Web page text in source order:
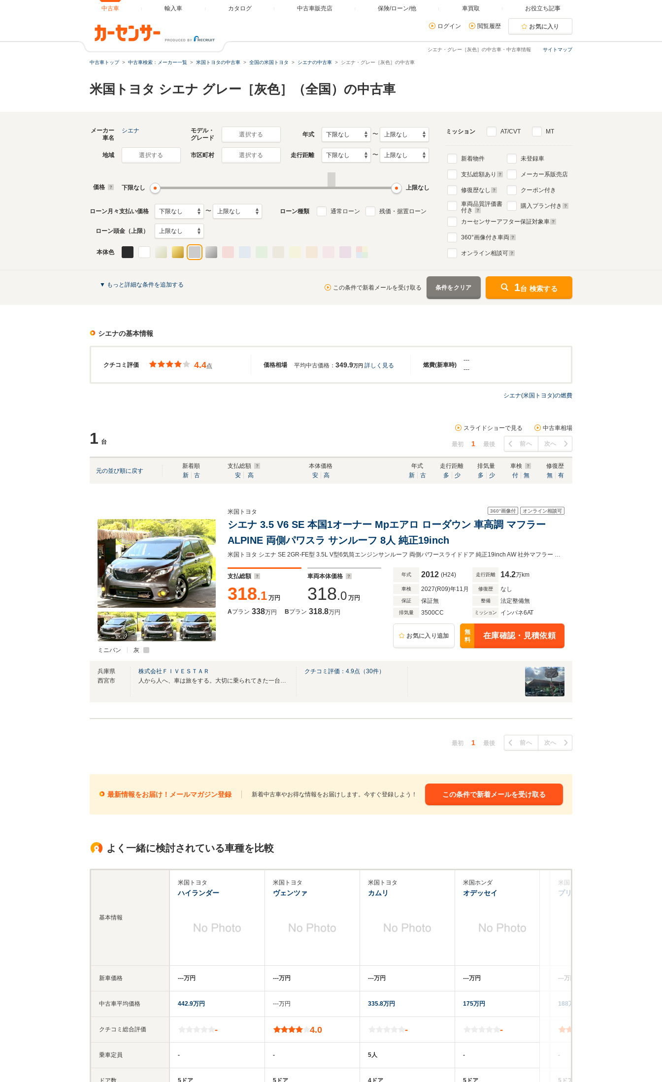
中古車 輸入車 カタログ 中古車販売店 保険/ローン/他 車買取 お役立ち記事
ログイン 閲覧履歴 お気に入り
サイトマップ
シエナ・グレー［灰色］の中古車・中古車情報
中古車トップ 中古車検索：メーカー一覧 米国トヨタの中古車 全国の米国トヨタ シエナの中古車 シエナ・グレー［灰色］の中古車
米国トヨタ シエナ グレー［灰色］（全国）の中古車
メーカー
車名
シエナ
モデル・
グレード
選択する 年式 〜
地域 選択する 市区町村 選択する 走行距離 〜
価格 下限なし 上限なし
ローン月々支払い価格 〜 ローン種類 通常ローン 残価・据置ローン
ローン頭金（上限）
本体色
ミッション AT/CVT MT
新着物件
支払総額あり
修復歴なし
車両品質評価書
付き
未登録車
メーカー系販売店
クーポン付き
購入プラン付き
カーセンサーアフター保証対象車
360°画像付き車両
オンライン相談可
▼ もっと詳細な条件を追加する この条件で新着メールを受け取る 条件をクリア 1台 検索する
シエナの基本情報
クチコミ評価 価格相場 燃費(新車時)
4.4点 平均中古価格： 349.9万円 詳しく見る
---
---
シエナ(米国トヨタ)の燃費
1 台
スライドショーで見る 中古車相場
最初 1 最後 前へ 次へ
元の並び順に戻す
新着順
新
古
支払総額
安
高
本体価格
安
高
年式
新
古
走行距離
多
少
排気量
多
少
車検
付
無
修復歴
無
有
ミニバン 灰
360°画像付 オンライン相談可
米国トヨタ
シエナ 3.5 V6 SE 本国1オーナー Mpエアロ ローダウン 車高調 マフラー
ALPINE 両側パワスラ サンルーフ 8人 純正19inch
米国トヨタ シエナ SE 2GR-FE型 3.5L V型6気筒エンジンサンルーフ 両側パワースライドドア 純正19inch AW 社外マフラー 車高調 MP SPEEDフロントスポイラー
支払総額
318.1 万円
車両本体価格
318.0 万円
Aプラン 338万円 Bプラン 318.8万円
年式 2012 (H24) 走行距離 14.2万km
車検 2027(R09)年11月 修復歴 なし
保証 保証無 整備 法定整備無
排気量 3500CC ミッション インパネ6AT
お気に入り追加
無
料
在庫確認・見積依頼
兵庫県
西宮市
株式会社ＦＩＶＥＳＴＡＲ
人から人へ、車は旅をする。大切に乗られてきた一台を、想いごと引き継ぐために。
クチコミ評価： 4.9点（30件）
最初 1 最後 前へ 次へ
最新情報をお届け！メールマガジン登録 新着中古車やお得な情報をお届けします。今すぐ登録しよう！ この条件で新着メールを受け取る
よく一緒に検討されている車種を比較
基本情報
新車価格
中古車平均価格
クチコミ総合評価
乗車定員
ドア数
米国トヨタ
ハイランダー
‐‐‐万円
442.9万円
-
-
5ドア
米国トヨタ
ヴェンツァ
‐‐‐万円
‐‐‐万円
4.0
-
5ドア
米国トヨタ
カムリ
‐‐‐万円
335.8万円
-
5人
4ドア
米国ホンダ
オデッセイ
‐‐‐万円
175万円
-
-
5ドア
米国トヨタ
プリウスv
‐‐‐万円
188万円
-
5ドア